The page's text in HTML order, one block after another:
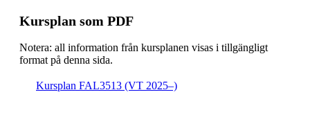
Kursplan som PDF
Notera: all information från kursplanen visas i tillgängligt
format på denna sida.
Kursplan FAL3513 (VT 2025–)